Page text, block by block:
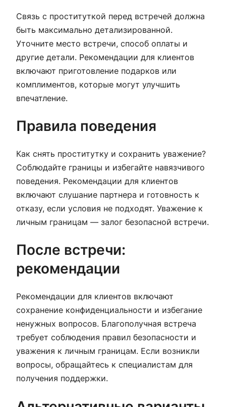
Связь с проституткой перед встречей должна
быть максимально детализированной.
Уточните место встречи, способ оплаты и
другие детали. Рекомендации для клиентов
включают приготовление подарков или
комплиментов, которые могут улучшить
впечатление.
Правила поведения
Как снять проститутку и сохранить уважение?
Соблюдайте границы и избегайте навязчивого
поведения. Рекомендации для клиентов
включают слушание партнера и готовность к
отказу, если условия не подходят. Уважение к
личным границам — залог безопасной встречи.
После встречи:
рекомендации
Рекомендации для клиентов включают
сохранение конфиденциальности и избегание
ненужных вопросов. Благополучная встреча
требует соблюдения правил безопасности и
уважения к личным границам. Если возникли
вопросы, обращайтесь к специалистам для
получения поддержки.